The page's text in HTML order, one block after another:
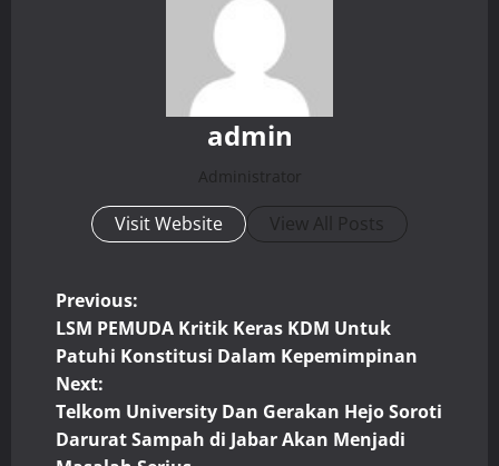
admin
Administrator
Visit Website View All Posts
P
o
s
t
Previous:
LSM PEMUDA Kritik Keras KDM Untuk
Patuhi Konstitusi Dalam Kepemimpinan
Next:
Telkom University Dan Gerakan Hejo Soroti
Darurat Sampah di Jabar Akan Menjadi